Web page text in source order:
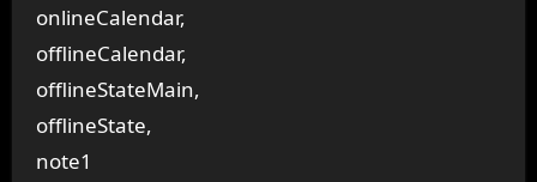
onlineCalendar,
offlineCalendar,
offlineStateMain,
offlineState,
note1